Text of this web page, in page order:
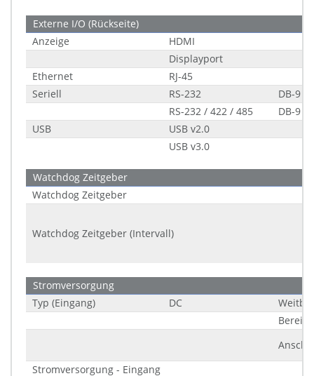
Externe I/O (Rückseite)
Anzeige
HDMI
Displayport
Ethernet
RJ-45
Seriell
RS-232
DB-9
RS-232 / 422 / 485
DB-9
USB
USB v2.0
USB v3.0
Watchdog Zeitgeber
Watchdog Zeitgeber
Watchdog Zeitgeber (Intervall)
Stromversorgung
Typ (Eingang)
DC
Bereich
Stromversorgung - Eingang